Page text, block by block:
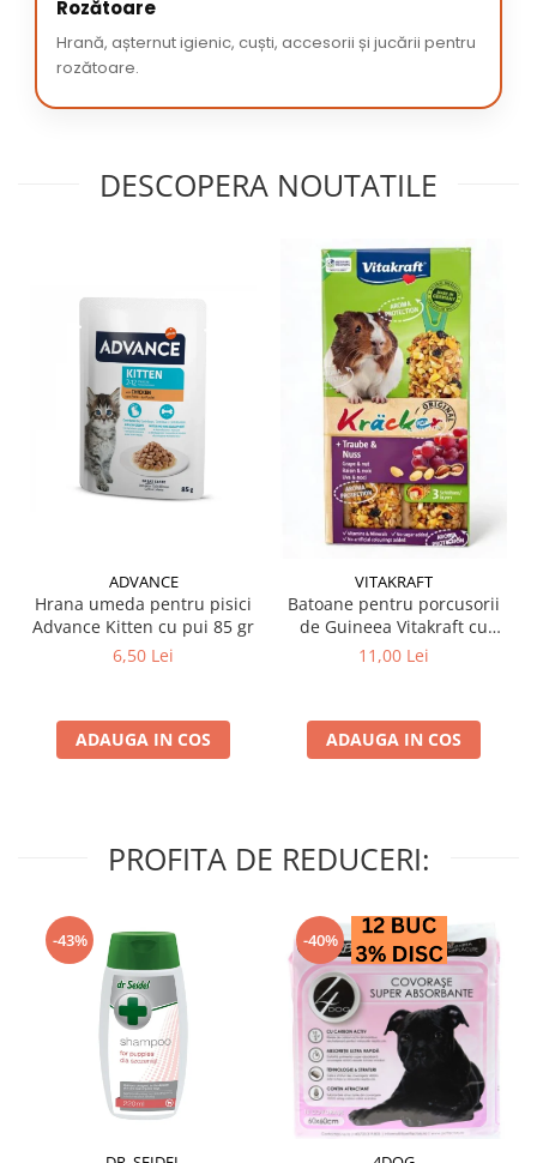
Rozătoare
Hrană, așternut igienic, cuști, accesorii și jucării pentru
rozătoare.
DESCOPERA NOUTATILE
ADVANCE
Hrana umeda pentru pisici
Advance Kitten cu pui 85 gr
6,50 Lei
ADAUGA IN COS
VITAKRAFT
Batoane pentru porcusorii
de Guineea Vitakraft cu
struguri & nuci 2 buc
11,00 Lei
ADAUGA IN COS
PROFITA DE REDUCERI:
-43% -40%